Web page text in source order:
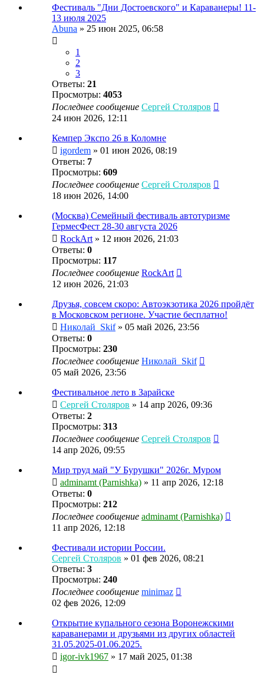
Фестиваль "Дни Достоевского" и Караванеры! 11-
13 июля 2025
Abuna » 25 июн 2025, 06:58
1
2
3
Ответы: 21
Просмотры: 4053
Последнее сообщение Сергей Столяров
24 июн 2026, 12:11
Кемпер Экспо 26 в Коломне
igordem » 01 июн 2026, 08:19
Ответы: 7
Просмотры: 609
Последнее сообщение Сергей Столяров
18 июн 2026, 14:00
(Москва) Семейный фестиваль автотуризме
ГермесФест 28-30 августа 2026
RockArt » 12 июн 2026, 21:03
Ответы: 0
Просмотры: 117
Последнее сообщение RockArt
12 июн 2026, 21:03
Друзья, совсем скоро: Автоэкзотика 2026 пройдёт
в Московском регионе. Участие бесплатно!
Николай_Skif» 05 май 2026, 23:56
Ответы: 0
Просмотры: 230
Последнее сообщение Николай_Skif
05 май 2026, 23:56
Фестивальное лето в Зарайске
Сергей Столяров » 14 апр 2026, 09:36
Ответы: 2
Просмотры: 313
Последнее сообщение Сергей Столяров
14 апр 2026, 09:55
Мир труд май "У Бурушки" 2026г. Муром
adminamt (Parnishka) » 11 апр 2026, 12:18
Ответы: 0
Просмотры: 212
Последнее сообщение adminamt (Parnishka)
11 апр 2026, 12:18
Фестивали истории России.
Сергей Столяров » 01 фев 2026, 08:21
Ответы: 3
Просмотры: 240
Последнее сообщение minimaz
02 фев 2026, 12:09
Открытие купального сезона Воронежскими
караванерами и друзьями из других областей
31.05.2025-01.06.2025.
igor-ivk1967 » 17 май 2025, 01:38